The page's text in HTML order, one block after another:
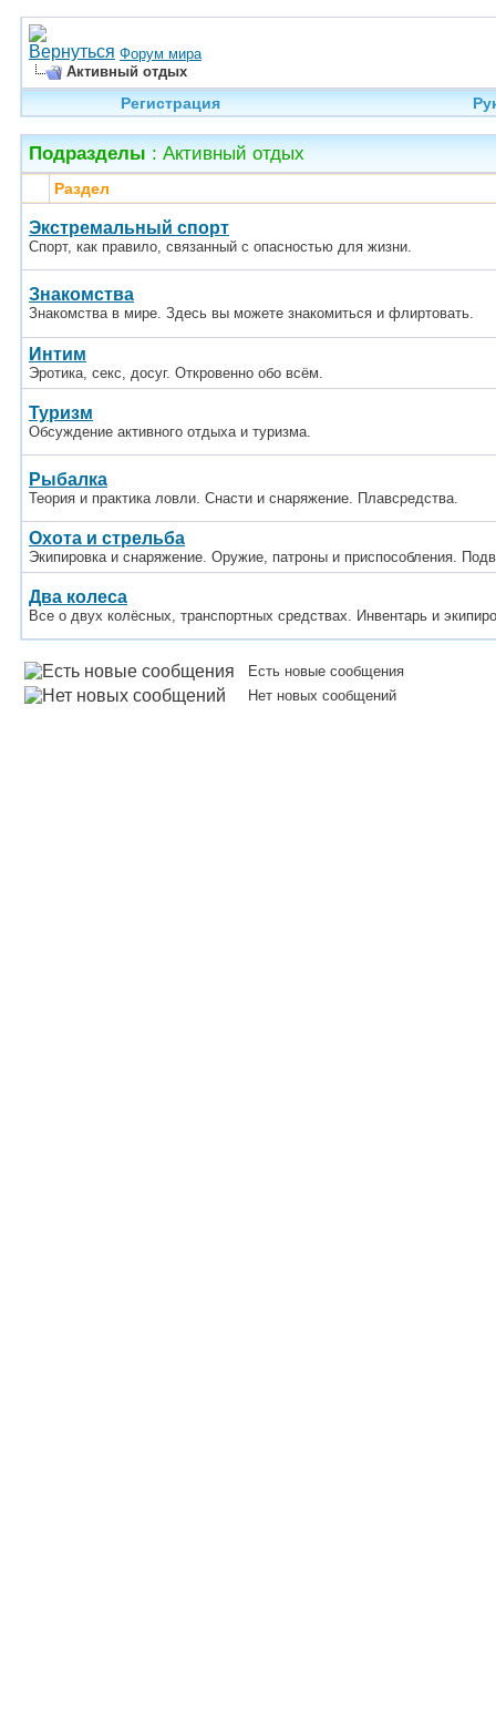
Форум мира
Активный отдых
Регистрация
Подразделы : Активный отдых
Раздел
Экстремальный спорт
Спорт, как правило, связанный с опасностью для жизни.
Знакомства
Знакомства в мире. Здесь вы можете знакомиться и флиртовать.
Интим
Эротика, секс, досуг. Откровенно обо всём.
Туризм
Обсуждение активного отдыха и туризма.
Рыбалка
Теория и практика ловли. Снасти и снаряжение. Плавсредства.
Охота и стрельба
Экипировка и снаряжение. Оружие, патроны и приспособления.
Два колеса
Все о двух колёсных, транспортных средствах. Инвентарь и
Есть новые сообщения
Нет новых сообщений